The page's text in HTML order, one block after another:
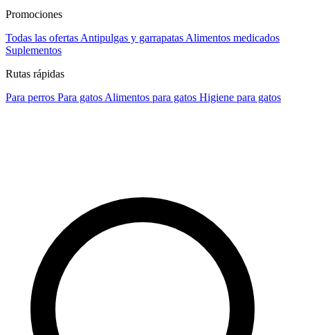
Promociones
Todas las ofertas Antipulgas y garrapatas Alimentos medicados
Suplementos
Rutas rápidas
Para perros Para gatos Alimentos para gatos Higiene para gatos